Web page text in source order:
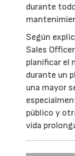
durante
Según
Sales
planificar el
durante un
una mayor
público y
vida